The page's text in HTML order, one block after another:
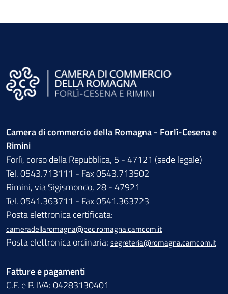
Camera di commercio della Romagna - Forlì-Cesena e
Rimini
Forlì, corso della Repubblica, 5 - 47121 (sede legale)
Tel. 0543.713111 - Fax 0543.713502
Rimini, via Sigismondo, 28 - 47921
Tel. 0541.363711 - Fax 0541.363723
Posta elettronica certificata:
cameradellaromagna@pec.romagna.camcom.it
Posta elettronica ordinaria: segreteria@romagna.camcom.it
Fatture e pagamenti
C.F. e P. IVA: 04283130401